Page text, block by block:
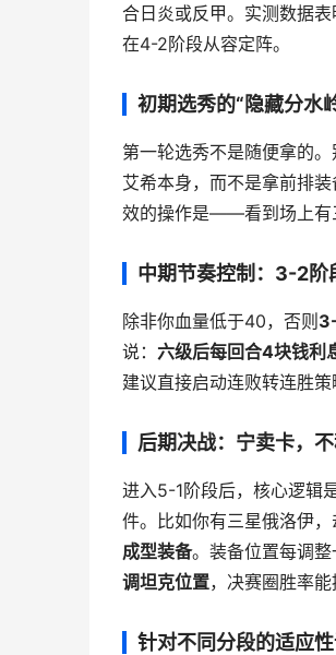
合日炎或反甲。实测数据表
在4-2阶段从容定阵。
初期选秀的“隐藏分水
第一轮选秀不是随便拿的。
艾希本身，而不是拿前排装
效的操作是——看到场上有
中期节奏控制：3-2阶
除非你血量低于40，否则
说： 六级后每回合4块钱利
建议直接启动连败转连胜
后期决战：宁卖卡，
进入5-1阶段后，核心逻辑
件。比如你有三星俄洛伊
成型装备。装备位置每调整
调坦克位置，决赛圈胜率能
针对不同分段的适应